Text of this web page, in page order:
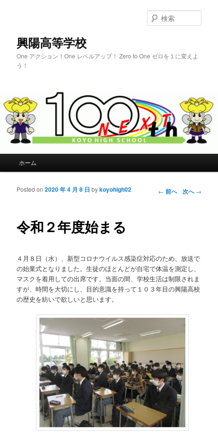
興陽高等学校
One アクション！One レベルアップ！ Zero to One ゼロを１に変えよ
う！
索
メインコンテンツへ移動
サブコンテンツへ移動
ホーム
投稿ナビゲー
← 前へ 次へ→
令和２年度始まる
Posted on2020 年 4 月 8 日 bykoyohigh02
４月８日（水）、新型コロナウイルス感染症対応のため、放送で
の始業式となりました。生徒のほとんどが自宅で体温を測定し、
マスクを着用しての出席です。当面の間、学校生活は制限されま
すが、時間を大切にし、目的意識を持って１０３年目の興陽高校
の歴史を紡いで欲しいと思います。